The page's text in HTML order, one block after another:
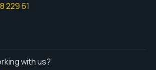
229 61
with us?